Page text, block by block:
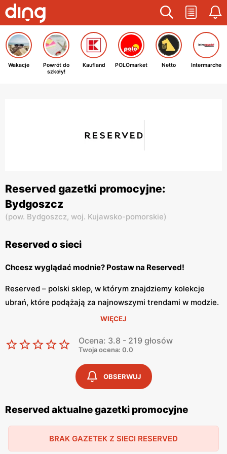
Wakacje
Powrót do
szkoły!
Kaufland POLOmarket Netto Intermarche
Reserved gazetki promocyjne:
Bydgoszcz
(pow. Bydgoszcz, woj. Kujawsko-pomorskie)
Reserved o sieci
Chcesz wyglądać modnie? Postaw na Reserved!
Reserved – polski sklep, w którym znajdziemy kolekcje
ubrań, które podążają za najnowszymi trendami w modzie.
Reserved powstał w Polsce w 1998 roku w Gdańsku i
należą Cropp, House, Mohito oraz Sinsay. Założycielami
sieci sklepów są Marek Piechocki i Jerzy Lubianiec.
Reserved zachwyca swoim kolekcjami. Co tydzień
możemy odkryć nowe ubrania, które ma do zaoferowania
influrencerów jak również z światowych wybiegów. Sklep
oferuje zarówno markową odzież dla kobiet jak i mężczyzn
oraz dzieci. Reserved posiada swoją stronę internetową
WIĘCEJ
Ocena: 3.8 - 219 głosów
Twoja ocena: 0.0
OBSERWUJ
Reserved aktualne gazetki promocyjne
BRAK GAZETEK Z SIECI RESERVED